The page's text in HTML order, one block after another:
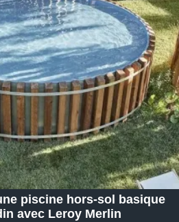
piscine hors-sol basique
avec Leroy Merlin